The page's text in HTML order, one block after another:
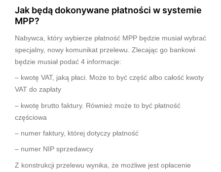
Jak będą dokonywane płatności w systemie
MPP?
Nabywca, który wybierze płatność MPP będzie musiał wybrać
specjalny, nowy komunikat przelewu. Zlecając go bankowi
będzie musiał podać 4 informacje:
– kwotę VAT, jaką płaci. Może to być część albo całość kwoty
VAT do zapłaty
– kwotę brutto faktury. Również może to być płatność
częściowa
– numer faktury, której dotyczy płatność
– numer NIP sprzedawcy
Z konstrukcji przelewu wynika, że możliwe jest opłacenie